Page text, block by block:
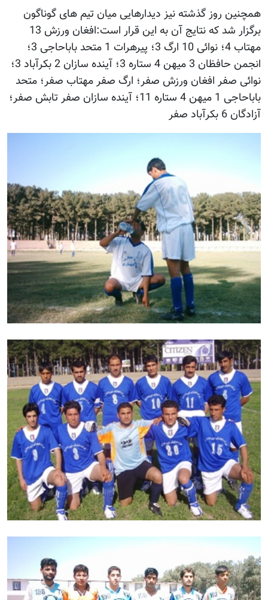
همچنین روز گذشته نیز دیدارهایی میان تیم های گوناگون
برگزار شد که نتایج آن به این قرار است:افغان ورزش 13
مهتاب 4؛ نوائی 10 ارگ 3؛ پیرهرات 1 متحد باباحاجی 3؛
انجمن حافظان 3 میهن 4 ستاره 3؛ آینده سازان 2 بکرآباد 3؛
نوائی صفر افغان ورزش صفر؛ ارگ صفر مهتاب صفر؛ متحد
باباحاجی 1 میهن 4 ستاره 11؛ آینده سازان صفر تابش صفر؛
آزادگان 6 بکرآباد صفر